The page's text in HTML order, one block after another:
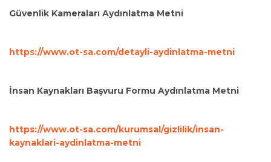
Güvenlik Kameraları Aydınlatma Metni
https://www.ot-sa.com/detayli-aydinlatma-metni
İnsan Kaynakları Başvuru Formu Aydınlatma Metni
https://www.ot-sa.com/kurumsal/gizlilik/insan-
kaynaklari-aydinlatma-metni